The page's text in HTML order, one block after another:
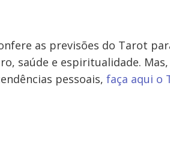
as previsões do Tarot
saúde e espiritualidade.
pessoais, faça aqui o